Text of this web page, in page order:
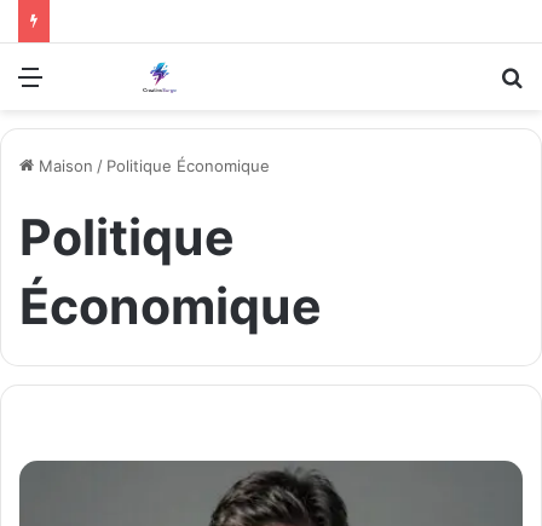
Menu
Maison / Politique Économique
Politique
Économique